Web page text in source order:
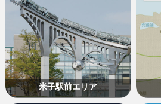
米子駅前エリア